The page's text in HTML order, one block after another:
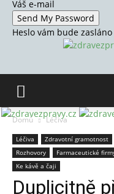
Váš e-mail
Heslo vám bude
Domů Léčiva
Léčiva Zdravotní gramotnost
Rozhovory
Farmaceutické
Ke kávě a čaji
Duplicitně